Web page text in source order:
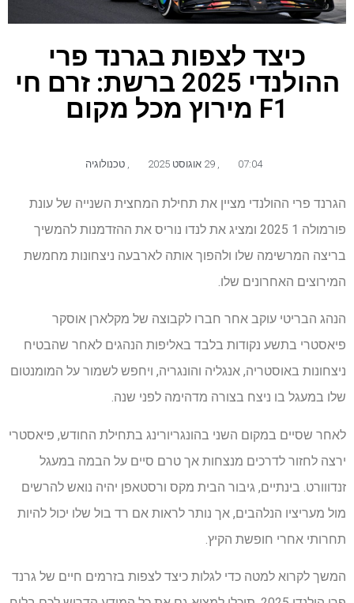
כיצד לצפות בגרנד פרי
ההולנדי 2025 ברשת: זרם חי
F1 מירוץ מכל מקום
07:04 טכנולוגיה
הגרנד פרי ההולנדי מציין את תחילת המחצית השנייה של עונת
פורמולה 1 2025 ומציג את לנדו נוריס את ההזדמנות להמשיך
בריצה המרשימה שלו ולהפוך אותה לארבעה ניצחונות מחמשת
המירוצים האחרונים שלו.
הנהג הבריטי עוקב אחר חברו לקבוצה של מקלארן אוסקר
פיאסטרי בתשע נקודות בלבד באליפות הנהגים לאחר שהבטיח
ניצחונות באוסטריה, אנגליה והונגריה, ויחפש לשמור על המומנטום
שלו במעגל בו ניצח בצורה מדהימה לפני שנה.
לאחר שסיים במקום השני בהונגריורינג בתחילת החודש, פיאסטרי
ירצה לחזור לדרכים מנצחות אך טרם סיים על הבמה במעגל
זנדווורט. בינתיים, גיבור הבית מקס ורסטאפן יהיה נואש להרשים
מול מעריציו הנלהבים, אך נותר לראות אם רד בול שלו יכול להיות
תחרותי אחרי חופשת הקיץ.
המשך לקרוא למטה כדי לגלות כיצד לצפות בזרמים חיים של גרנד